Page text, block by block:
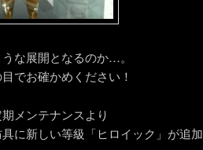
な展開となるのか…。
でお確かめください！
メンテナンスより
に新しい等級「ヒロイック」が追加